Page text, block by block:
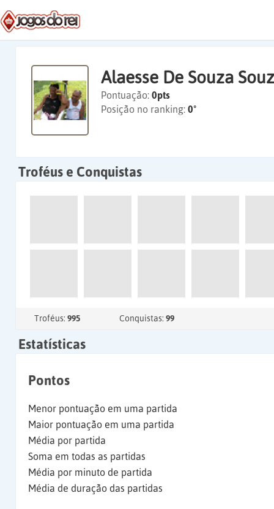
Alaesse De Souza
Pontuação: 0pts
Posição no ranking: 0º
Troféus e Conquistas
Troféus: 995 Conquistas: 99
Estatísticas
Pontos
Menor pontuação em uma partida
Maior pontuação em uma partida
Média por partida
Soma em todas as partidas
Média por minuto de partida
Média de duração das partidas